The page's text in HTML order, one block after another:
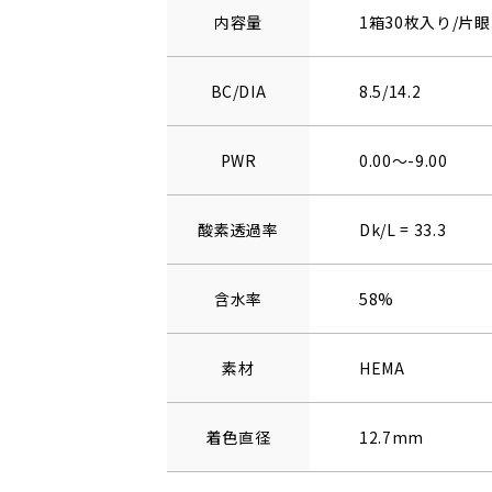
内容量 1箱30枚入り/片
BC/DIA 8.5/14.2
PWR 0.00～-9.00
酸素透過率 Dk/L = 33.3
含水率 58%
素材 HEMA
着色直径 12.7mm